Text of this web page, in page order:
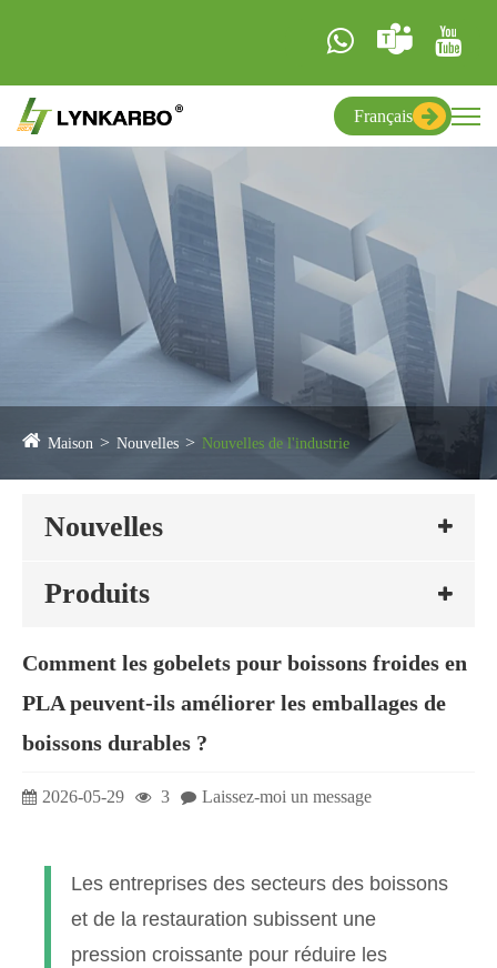
Français
Maison Nouvelles Nouvelles de l'industrie
Nouvelles
Produits
Comment les gobelets pour boissons froides en
PLA peuvent-ils améliorer les emballages de
boissons durables ?
2026-05-29 3 Laissez-moi un message
Les entreprises des secteurs des boissons
et de la restauration subissent une
pression croissante pour réduire les